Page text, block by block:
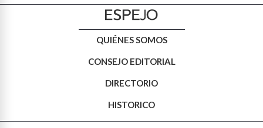
QUIÉNES SOMOS
CONSEJO EDITORIAL
DIRECTORIO
HISTORICO